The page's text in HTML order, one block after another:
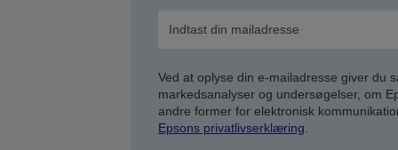
Ved at oplyse din e-mailadresse giver du
markedsanalyser og undersøgelser, om
andre former for elektronisk
Epsons privatlivserklæring